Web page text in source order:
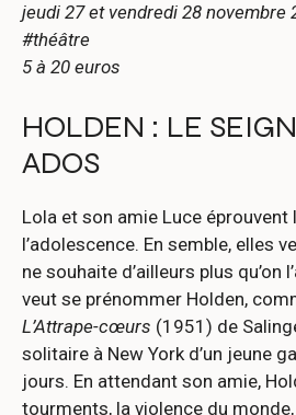
jeudi 27 et vendredi 28 novembre
#théâtre
5 à 20 euros
HOLDEN : LE
ADOS
Lola et son amie Luce éprouvent
l’adolescence. En semble, elles
ne souhaite d’ailleurs plus qu’on
veut se prénommer Holden,
L’Attrape-cœurs (1951) de
solitaire à New York d’un jeune
jours. En attendant son amie,
tourments, la violence du